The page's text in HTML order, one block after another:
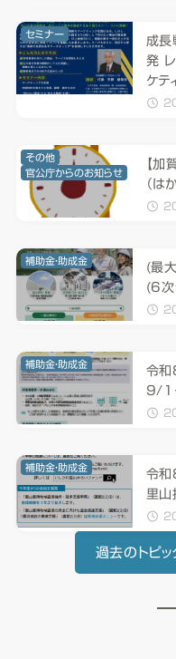
成長
発
ケテ
セミナー
【
（は
その他
官公庁からのお知らせ
(最
(6
補助金・助成金
令和
9/1
補助金・助成金
令和
里
補助金・助成金
過去のトピ